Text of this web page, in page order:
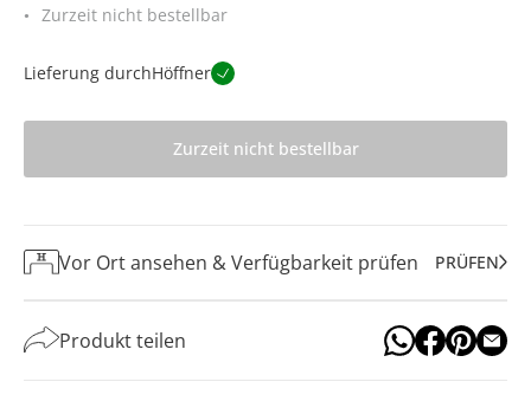
Zurzeit nicht bestellbar
Lieferung durchHöffner
Zurzeit nicht bestellbar
Vor Ort ansehen & Verfügbarkeit prüfen PRÜFEN
Produkt teilen